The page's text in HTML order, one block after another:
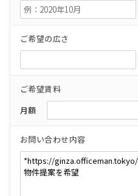
ご希望の広さ
ご希望賃料
月額
お問い合わせ内容